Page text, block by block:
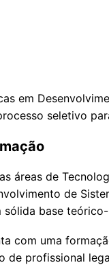
em
seletivo
áreas de
de
base
com uma
de profissional